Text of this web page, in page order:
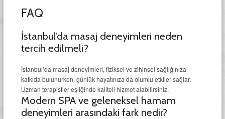
FAQ
İstanbul’da masaj deneyimleri neden
tercih edilmeli?
İstanbul’da masaj deneyimleri, fiziksel ve zihinsel sağlığınıza
katkıda bulunurken, günlük hayatınıza da olumlu etkiler sağlar.
Uzman terapistler eşliğinde kaliteli hizmet alabilirsiniz.
Modern SPA ve geleneksel hamam
deneyimleri arasındaki fark nedir?